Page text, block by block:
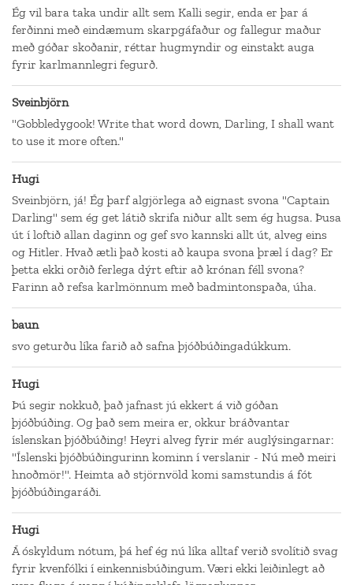
Ég vil bara taka undir allt sem Kalli segir, enda er þar á
ferðinni með eindæmum skarpgáfaður og fallegur maður
með góðar skoðanir, réttar hugmyndir og einstakt auga
fyrir karlmannlegri fegurð.
Sveinbjörn
"Gobbledygook! Write that word down, Darling, I shall want
to use it more often."
Hugi
Sveinbjörn, já! Ég þarf algjörlega að eignast svona "Captain
Darling" sem ég get látið skrifa niður allt sem ég hugsa. Þusa
út í loftið allan daginn og gef svo kannski allt út, alveg eins
og Hitler. Hvað ætli það kosti að kaupa svona þræl í dag? Er
þetta ekki orðið ferlega dýrt eftir að krónan féll svona?
Farinn að refsa karlmönnum með badmintonspaða, úha.
baun
svo geturðu líka farið að safna þjóðbúðingadúkkum.
Hugi
Þú segir nokkuð, það jafnast jú ekkert á við góðan
þjóðbúðing. Og það sem meira er, okkur bráðvantar
íslenskan þjóðbúðing! Heyri alveg fyrir mér auglýsingarnar:
"Íslenski þjóðbúðingurinn kominn í verslanir - Nú með meiri
hnoðmör!". Heimta að stjörnvöld komi samstundis á fót
þjóðbúðingaráði.
Hugi
Á óskyldum nótum, þá hef ég nú líka alltaf verið svolítið svag
fyrir kvenfólki í einkennisbúðingum. Væri ekki leiðinlegt að